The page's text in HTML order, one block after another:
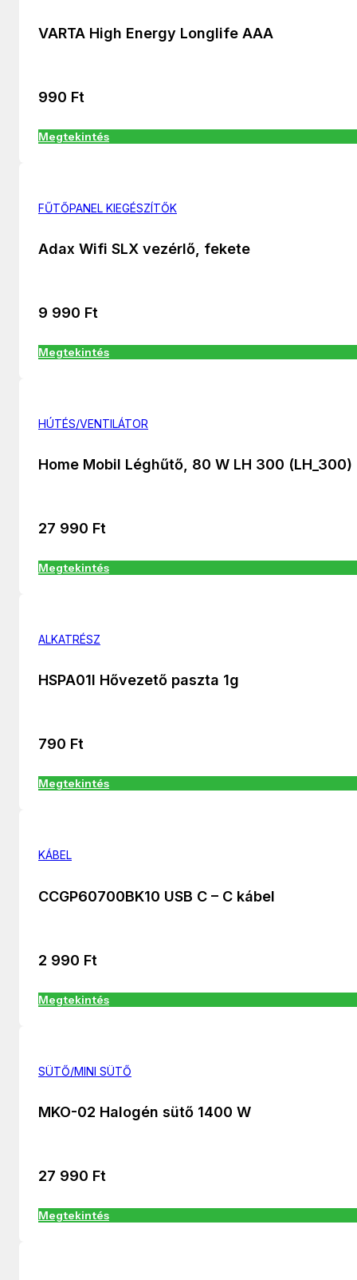
VARTA High Energy Longlife AAA
990 Ft
Megtekintés
FŰTŐPANEL KIEGÉSZÍTŐK
Adax Wifi SLX vezérlő, fekete
9 990 Ft
Megtekintés
HÚTÉS/VENTILÁTOR
Home Mobil Léghűtő, 80 W LH 300 (LH_300)
27 990 Ft
Megtekintés
ALKATRÉSZ
HSPA01I Hővezető paszta 1g
790 Ft
Megtekintés
KÁBEL
CCGP60700BK10 USB C – C kábel
2 990 Ft
Megtekintés
SÜTŐ/MINI SÜTŐ
MKO-02 Halogén sütő 1400 W
27 990 Ft
Megtekintés